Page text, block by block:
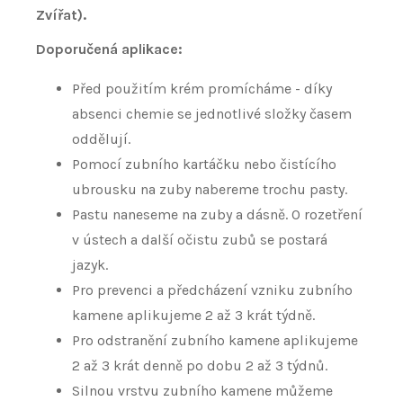
Zvířat).
Doporučená aplikace:
Před použitím krém promícháme - díky
absenci chemie se jednotlivé složky časem
oddělují.
Pomocí zubního kartáčku nebo čistícího
ubrousku na zuby nabereme trochu pasty.
Pastu naneseme na zuby a dásně. O rozetření
v ústech a další očistu zubů se postará
jazyk.
Pro prevenci a předcházení vzniku zubního
kamene aplikujeme 2 až 3 krát týdně.
Pro odstranění zubního kamene aplikujeme
2 až 3 krát denně po dobu 2 až 3 týdnů.
Silnou vrstvu zubního kamene můžeme